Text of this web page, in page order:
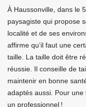
À Haussonville, dans le
paysagiste qui propose
localité et de ses
affirme qu’il faut une
taille. La taille doit être
réussie. Il conseille de
maintenir en bonne
adaptés aussi. Pour
un professionnel !